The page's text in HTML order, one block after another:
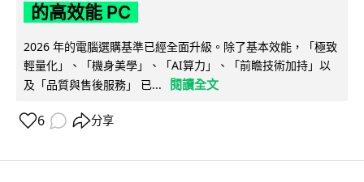
的高效能 PC
2026 年的電腦選購基準已經全面升級。除了基本效能，「極致
輕量化」、「機身美學」、「AI算力」、「前瞻技術加持」以
及「品質與售後服務」 已...
閱讀全文
6 分享